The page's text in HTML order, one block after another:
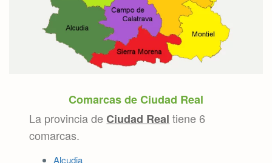
Comarcas de Ciudad Real
La provincia deCiudad Real tiene 6
comarcas.
Alcudia